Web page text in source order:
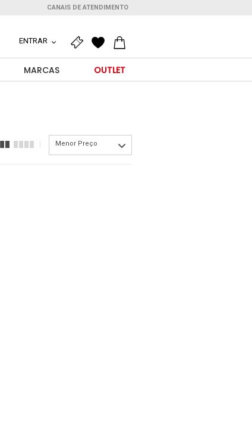
CANAIS DE ATENDIMENTO
ENTRAR
MARCAS OUTLET
Menor Preço